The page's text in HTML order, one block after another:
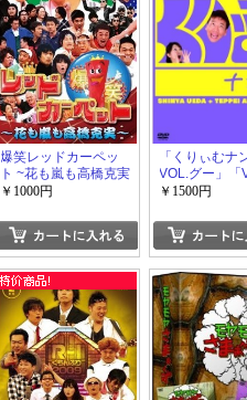
爆笑レッドカーペッ
ト ~花も嵐も高橋克実
~
￥1000円
「くりぃむナ
VOL.グー」「
ョキ」「VOL.
￥1500円